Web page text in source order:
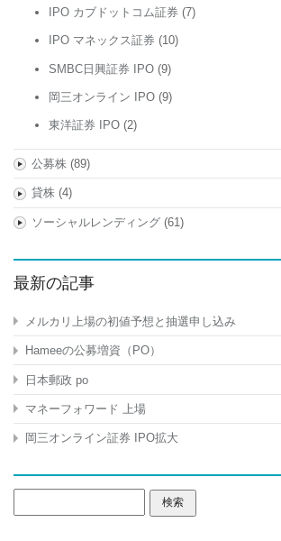
IPO カブドットコム証券 (7)
IPO マネックス証券 (10)
SMBC日興証券 IPO (9)
岡三オンライン IPO (9)
東洋証券 IPO (2)
公募株(89)
貸株(4)
ソーシャルレンディング(61)
最新の記事
メルカリ上場の初値予想と抽選申し込み
Hameeの公募増資（PO）
日本郵政 po
マネーフォワード 上場
岡三オンライン証券 IPO拡大
索: